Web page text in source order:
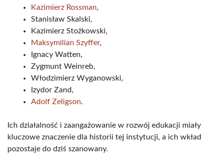
Kazimierz Rossman,
Stanisław Skalski,
Kazimierz Stożkowski,
Maksymilian Szyffer,
Ignacy Watten,
Zygmunt Weinreb,
Włodzimierz Wyganowski,
Izydor Zand,
Adolf Zeligson.
Ich działalność i zaangażowanie w rozwój edukacji miały
kluczowe znaczenie dla historii tej instytucji, a ich wkład
pozostaje do dziś szanowany.